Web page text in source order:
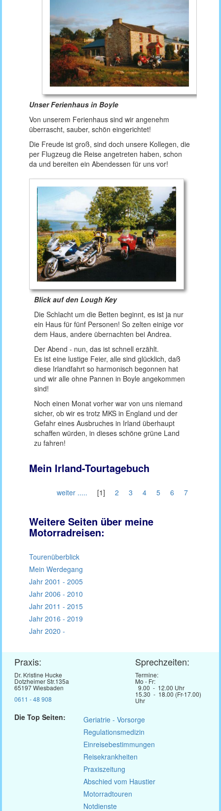
Unser Ferienhaus in Boyle
Von unserem Ferienhaus sind wir angenehm
überrascht, sauber, schön eingerichtet!
Die Freude ist groß, sind doch unsere Kollegen, die
per Flugzeug die Reise angetreten haben, schon
da und bereiten ein Abendessen für uns vor!
Blick auf den Lough Key
Die Schlacht um die Betten beginnt, es ist ja nur
ein Haus für fünf Personen! So zelten einige vor
dem Haus, andere übernachten bei Andrea.
Der Abend - nun, das ist schnell erzählt.
Es ist eine lustige Feier, alle sind glücklich, daß
diese Irlandfahrt so harmonisch begonnen hat
und wir alle ohne Pannen in Boyle angekommen
sind!
Noch einen Monat vorher war von uns niemand
sicher, ob wir es trotz MKS in England und der
Gefahr eines Ausbruches in Irland überhaupt
schaffen würden, in dieses schöne grüne Land
zu fahren!
Mein Irland-Tourtagebuch
weiter ..... [1] 2 3 4 5 6 7
Weitere Seiten über meine
Motorradreisen:
Tourenüberblick
Mein Werdegang
Jahr 2001 - 2005
Jahr 2006 - 2010
Jahr 2011 - 2015
Jahr 2016 - 2019
Jahr 2020 -
Praxis:
Dr. Kristine Hucke
Dotzheimer Str.135a
65197 Wiesbaden
0611 - 48 908
Sprechzeiten:
Termine:
Mo - Fr:
9.00 - 12.00 Uhr
15.30 - 18.00 (Fr-17.00)
Uhr
Die Top Seiten:
Geriatrie - Vorsorge
Regulationsmedizin
Einreisebestimmungen
Reisekrankheiten
Praxiszeitung
Abschied vom Haustier
Motorradtouren
Notdienste